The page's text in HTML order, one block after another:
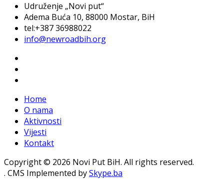
Udruženje „Novi put“
Adema Buća 10, 88000 Mostar, BiH
tel:+387 36988022
info@newroadbih.org
Home
O nama
Aktivnosti
Vijesti
Kontakt
Copyright © 2026 Novi Put BiH. All rights reserved.
. CMS Implemented bySkype.ba